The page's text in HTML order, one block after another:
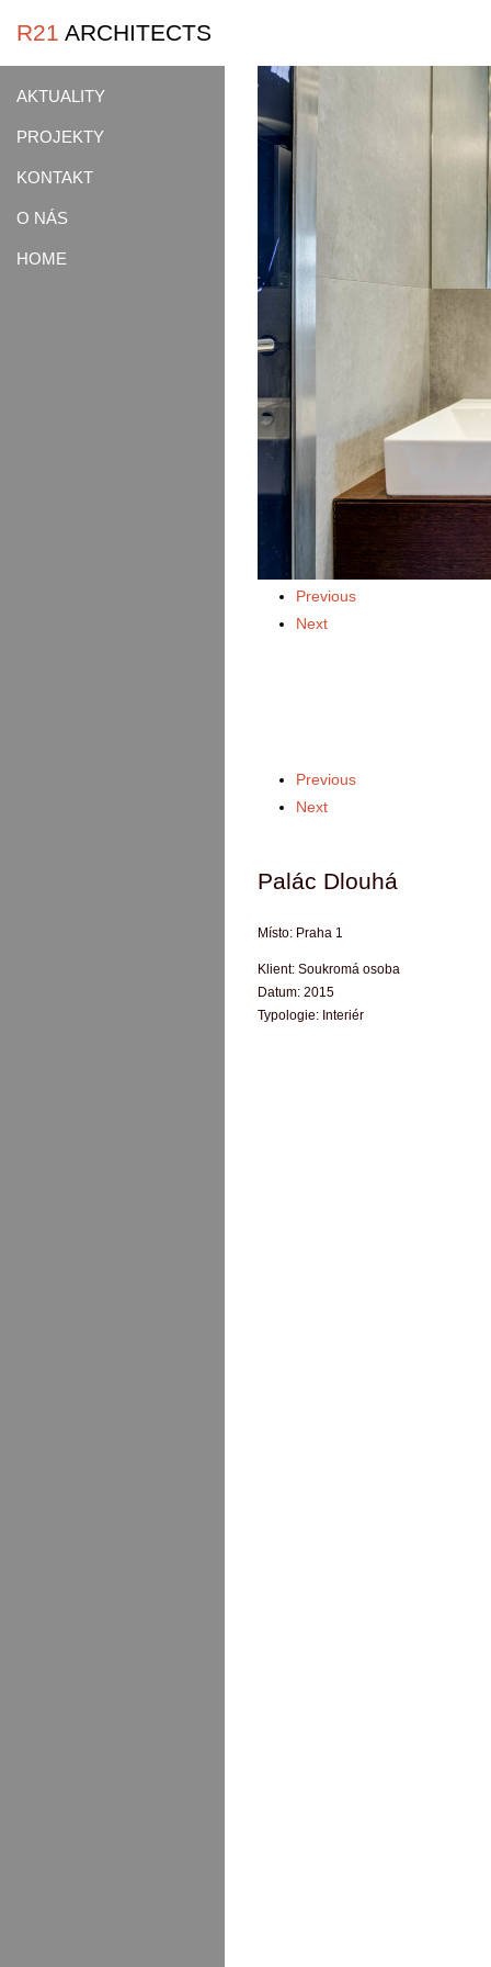
R21 ARCHITECTS
AKTUALITY
PROJEKTY
KONTAKT
O NÁS
HOME
Previous
Next
Previous
Next
Palác Dlouhá
Místo: Praha 1
Klient: Soukromá osoba
Datum: 2015
Typologie: Interiér